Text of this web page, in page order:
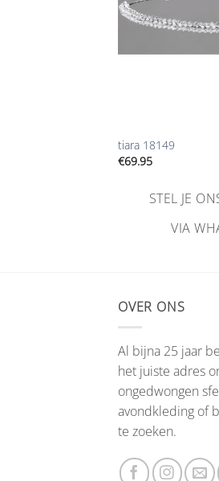
tiara 18149
€69.95
STEL JE
VIA
OVER ONS
Al bijna 25 jaar
het juiste adres
ongedwongen
avondkleding of
te zoeken.